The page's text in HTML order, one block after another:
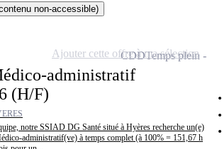
non-accessible)
administratif
(H/F)
notre SSIAD DG Santé situé à Hyères recherche un(e)
administratif(ve) à temps complet (à 100% = 151,67 h
CDDTemps plein
Ajouter cette offre à ma sélection